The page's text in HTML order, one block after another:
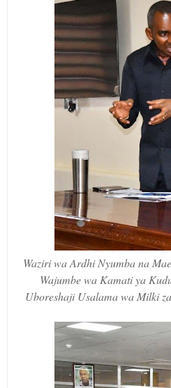
Waziri wa Ardhi Nyumba na
Wajumbe wa Kamati ya
Uboreshaji Usalama wa Milki